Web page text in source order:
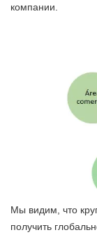
компании.
Мы видим, что
получить